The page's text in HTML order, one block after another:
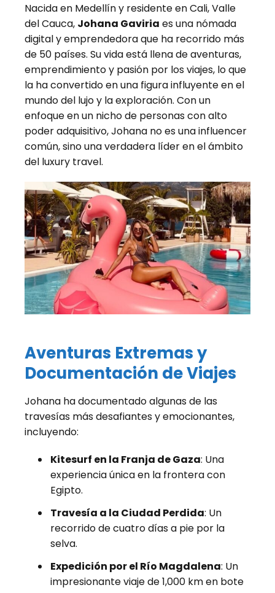
Nacida en Medellín y residente en Cali, Valle
del Cauca, Johana Gaviria es una nómada
digital y emprendedora que ha recorrido más
de 50 países. Su vida está llena de aventuras,
emprendimiento y pasión por los viajes, lo que
la ha convertido en una figura influyente en el
mundo del lujo y la exploración. Con un
enfoque en un nicho de personas con alto
poder adquisitivo, Johana no es una influencer
común, sino una verdadera líder en el ámbito
del luxury travel.
Aventuras Extremas y
Documentación de Viajes
Johana ha documentado algunas de las
travesías más desafiantes y emocionantes,
incluyendo:
Kitesurf en la Franja de Gaza: Una
experiencia única en la frontera con
Egipto.
Travesía a la Ciudad Perdida: Un
recorrido de cuatro días a pie por la
selva.
Expedición por el Río Magdalena: Un
impresionante viaje de 1,000 km en bote